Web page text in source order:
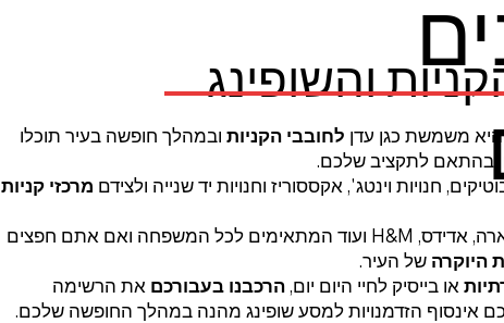
והשופינג
משמשת כגן עדן לחובבי הקניותובמהלך חופשה בעיר תוכלו
ובהתאם לתקציב שלכם.
חנויות וינטג', אקססוריז וחנויות יד שנייה ולצידם מרכזי קניות
תוכלו למצוא מותגים בינלאומיים כמו זארה, אדידס, H&M ועוד המתאימים לכל המשפחה ואם אתם חפצים
היוקרה של העיר.
או בייסיק לחיי היום יום,הרכבנו בעבורכם את הרשימה
אינסוף הזדמנויות למסע שופינג מהנה במהלך החופשה שלכם.